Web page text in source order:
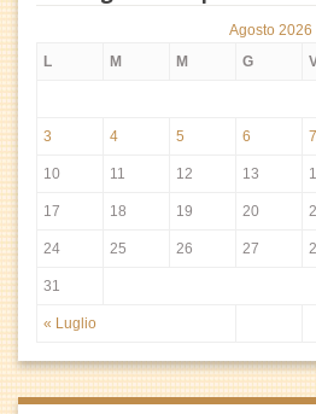
Agosto 2026
L
M M G
« Luglio
3 4 5 6 7
10 11 12 13
17 18 19 20
24 25 26 27
31